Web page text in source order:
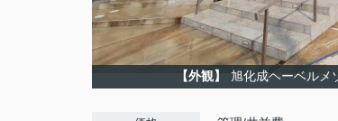
【外観】 旭化成ヘーベル